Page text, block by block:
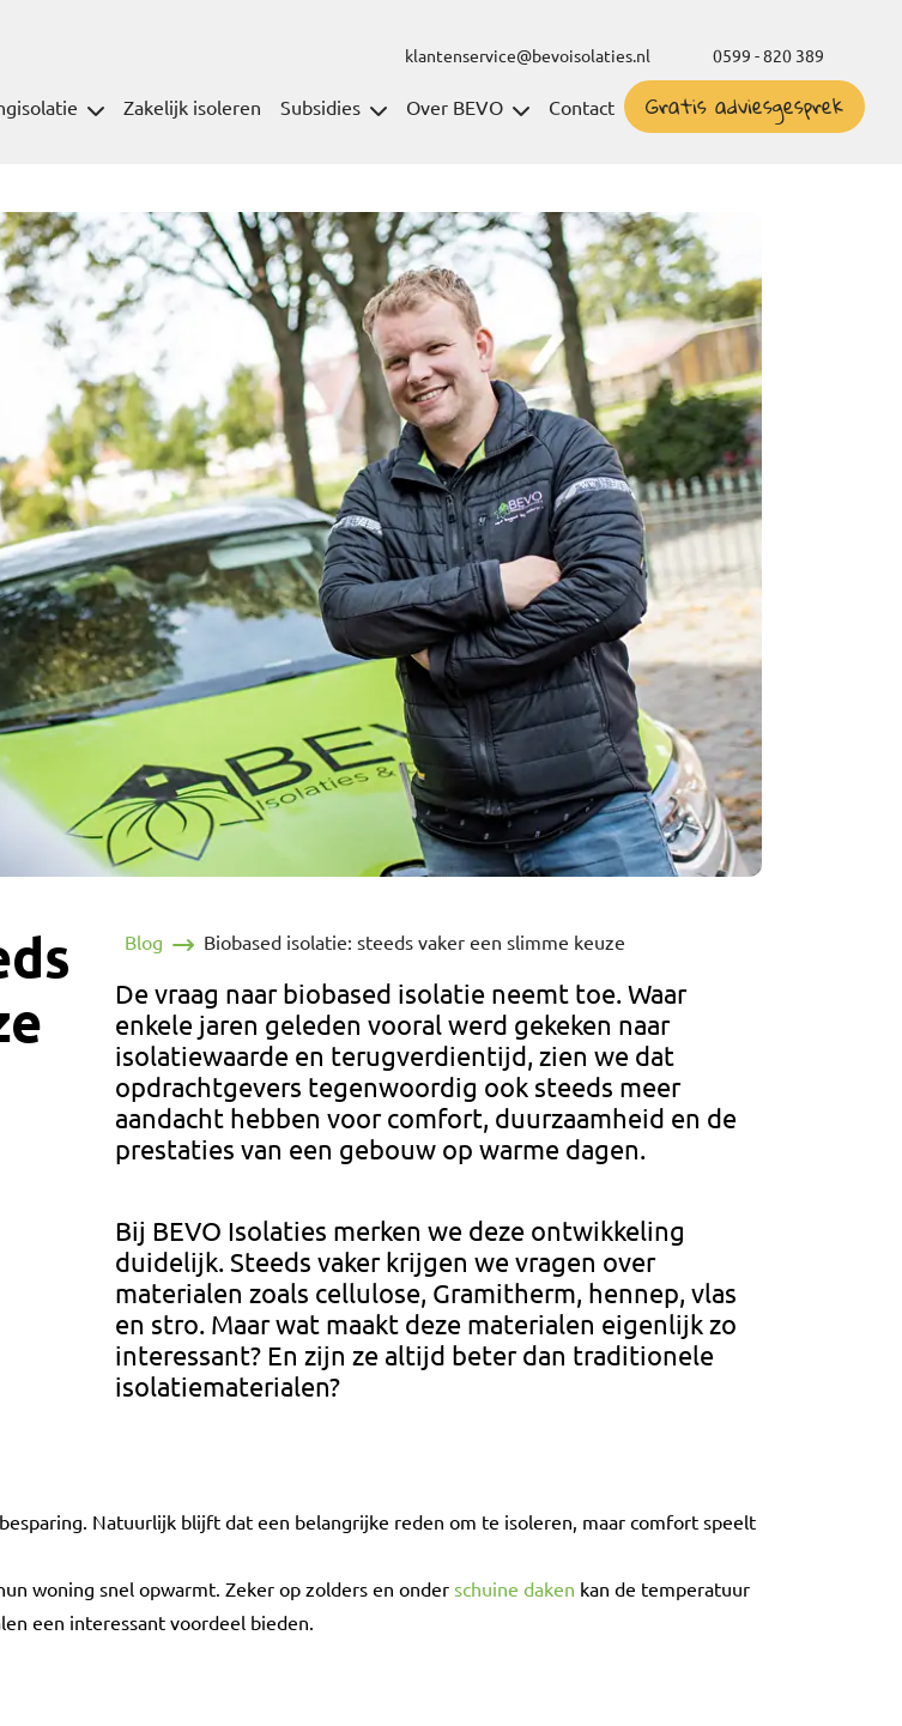
klantenservice@bevoisolaties.nl 0599 - 820 389
Zakelijk isoleren Subsidies Over BEVO Contact Gratis adviesgesprek
Blog Biobased isolatie: steeds vaker een slimme keuze
De vraag naar biobased isolatie neemt toe. Waar
enkele jaren geleden vooral werd gekeken naar
isolatiewaarde en terugverdientijd, zien we dat
opdrachtgevers tegenwoordig ook steeds meer
aandacht hebben voor comfort, duurzaamheid en de
prestaties van een gebouw op warme dagen.
Bij BEVO Isolaties merken we deze ontwikkeling
duidelijk. Steeds vaker krijgen we vragen over
materialen zoals cellulose, Gramitherm, hennep, vlas
en stro. Maar wat maakt deze materialen eigenlijk zo
interessant? En zijn ze altijd beter dan traditionele
isolatiematerialen?
Natuurlijk blijft dat een belangrijke reden om te isoleren, maar comfort speelt
woning snel opwarmt. Zeker op zolders en onder schuine daken kan de temperatuur
een interessant voordeel bieden.